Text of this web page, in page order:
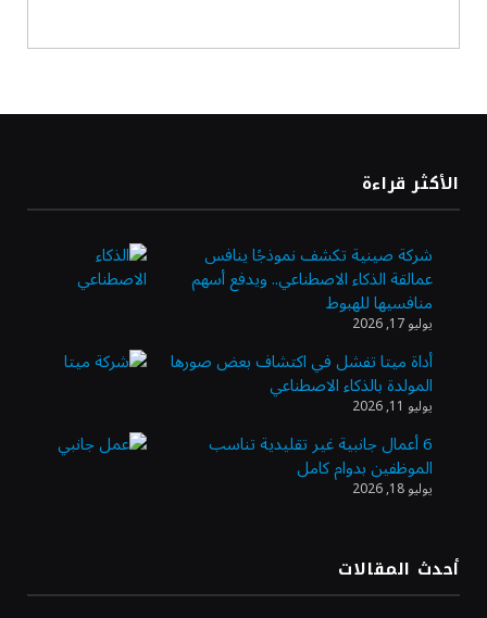
«طيران الرياض» يدشن أولى رحلاته إلى مومباي
ويضيف الوجهة التشغيلية الثامنة
وزير الاستثمار: الموافقة على رخصة مزاولة
الأنشطة المالية عابرة الحدود تطوير للبيئة
الاستثمارية
الذهب يسجل أعلى مستوى في أسبوعين بدعم
من تراجع الدولار
الدولار الأمريكي يتراجع قرب أدنى مستوياته
الأكثر قراءة
شركة صينية تكشف نموذجًا ينافس
عمالقة الذكاء الاصطناعي.. ويدفع أسهم
منافسيها للهبوط
يوليو 17, 2026
أداة ميتا تفشل في اكتشاف بعض صورها
المولدة بالذكاء الاصطناعي
يوليو 11, 2026
6 أعمال جانبية غير تقليدية تناسب
الموظفين بدوام كامل
يوليو 18, 2026
أحدث المقالات